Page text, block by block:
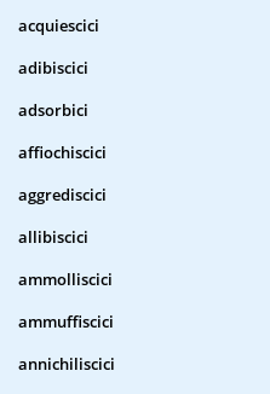
acquiescici
adibiscici
adsorbici
affiochiscici
aggrediscici
allibiscici
ammolliscici
ammuffiscici
annichiliscici